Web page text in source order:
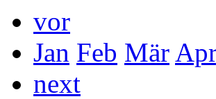
vor
Jan Feb Mär
next